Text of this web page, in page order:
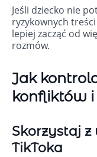
Jeśli dziecko nie
ryzykownych
lepiej zacząć od
rozmów.
Jak
konfliktów
Skorzystaj
TikToka